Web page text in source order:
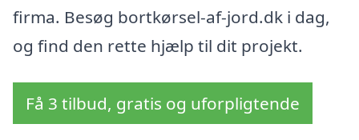
firma. Besøg bortkørsel-af-jord.dk i dag,
og find den rette hjælp til dit projekt.
Få 3 tilbud, gratis og uforpligtende